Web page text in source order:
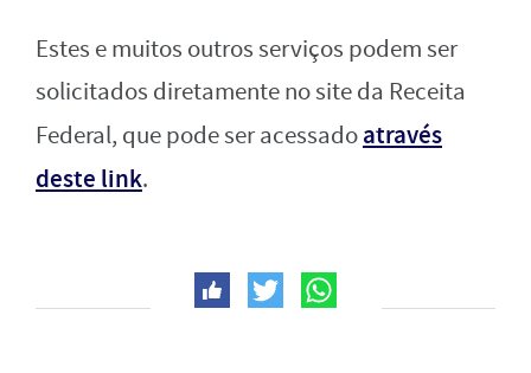
Estes e muitos outros serviços podem ser
solicitados diretamente no site da Receita
Federal, que pode ser acessadoatravés
deste link.